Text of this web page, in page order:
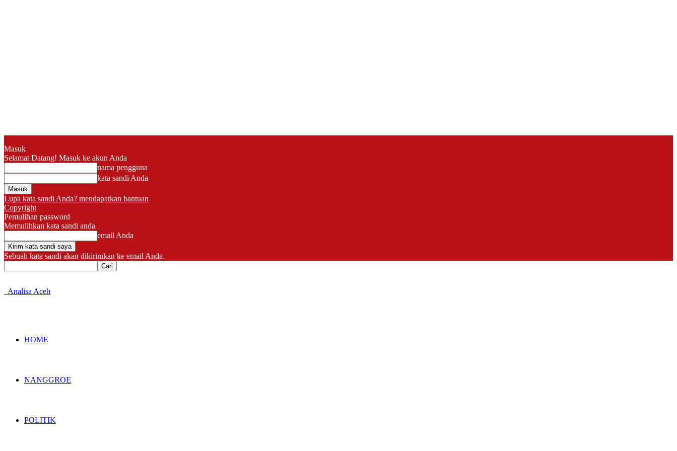
Masuk
Selamat Datang! Masuk ke akun Anda
nama pengguna
kata sandi Anda
Lupa kata sandi Anda? mendapatkan bantuan
Copyright
Pemulihan password
Memulihkan kata sandi anda
email Anda
Sebuah kata sandi akan dikirimkan ke email Anda.
Analisa Aceh
HOME
NANGGROE
POLITIK